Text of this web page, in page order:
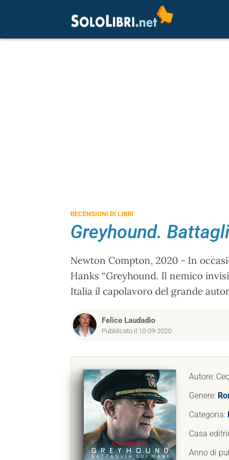
RECENSIONI DI LIBRI
Greyhound.
Newton Compton, 2020 - In
Hanks “Greyhound. Il nemico
Italia il capolavoro del grande
Felice Laudadio
Pubblicato il 10-09-2020
Autore:
Genere:
Categoria:
Casa
Anno di